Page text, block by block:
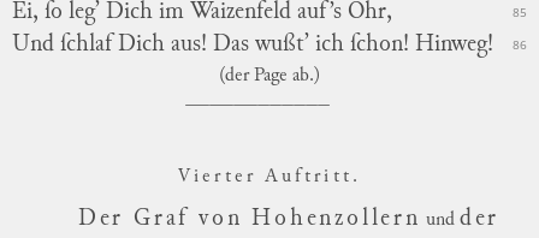
Ei, ſo leg’ Dich im Waizenfeld auf’s Ohr, 85
Und ſchlaf Dich aus! Das wußt’ ich ſchon! Hinweg! 86
(der Page ab.)
Vierter Auftritt.
Der Graf von Hohenzollern und der